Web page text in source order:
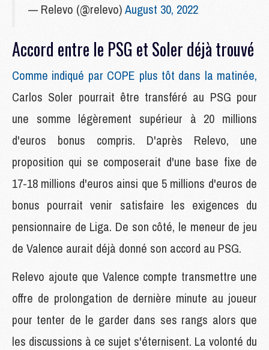
— Relevo (@relevo)August 30, 2022
Accord entre le PSG et Soler déjà trouvé
Comme indiqué par COPE plus tôt dans la matinée,
Carlos Soler pourrait être transféré au PSG pour
une somme légèrement supérieur à 20 millions
d'euros bonus compris. D'après Relevo, une
proposition qui se composerait d'une base fixe de
17-18 millions d'euros ainsi que 5 millions d'euros de
bonus pourrait venir satisfaire les exigences du
pensionnaire de Liga. De son côté, le meneur de jeu
de Valence aurait déjà donné son accord au PSG.
Relevo ajoute que Valence compte transmettre une
offre de prolongation de dernière minute au joueur
pour tenter de le garder dans ses rangs alors que
les discussions à ce sujet s'éternisent. La volonté du